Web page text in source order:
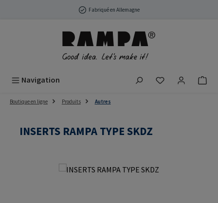
Passer au contenu principalFabriqué en Allemagne
Navigation Vous avez 0
Boutique en ligne Produits Autres
INSERTS RAMPA TYPE SKDZ
Ignorer la galerie d'images